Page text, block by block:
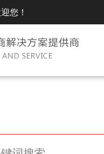
您！
功能列表
持平台自营、分销、拼团、限时